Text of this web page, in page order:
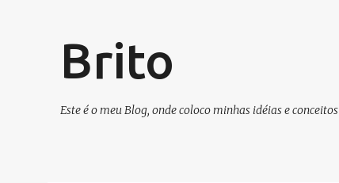
Brito
Este é o meu Blog, onde coloco minhas idéias e conceitos